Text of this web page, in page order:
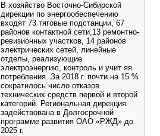
В хозяйство Восточно-Сибирской
дирекции по энергообеспечению
входят 73 тяговые подстанции, 67
районов контактной сети,13 ремонтно-
ревизионных участков, 14 районов
электрических сетей, линейные
отделы, реализующие
электроэнергию, контроль и учит яя
потребления. За 2018 г. почти на 15 %
сократилось число отказов
технических средств первой и второй
категорий. Региональная дирекция
задействована в Долгосрочной
программе развития ОАО «РЖД» до
2025 г.